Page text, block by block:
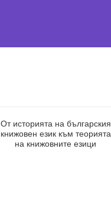
От историята на българския
книжовен език към теорията
на книжовните езици